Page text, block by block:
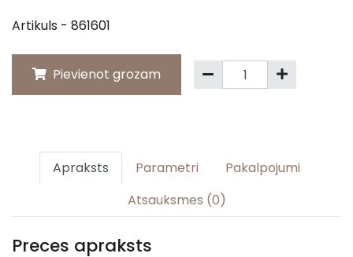
Artikuls - 861601
Pievienot grozam
Apraksts Parametri
Pakalpojumi
Atsauksmes (0)
Preces apraksts